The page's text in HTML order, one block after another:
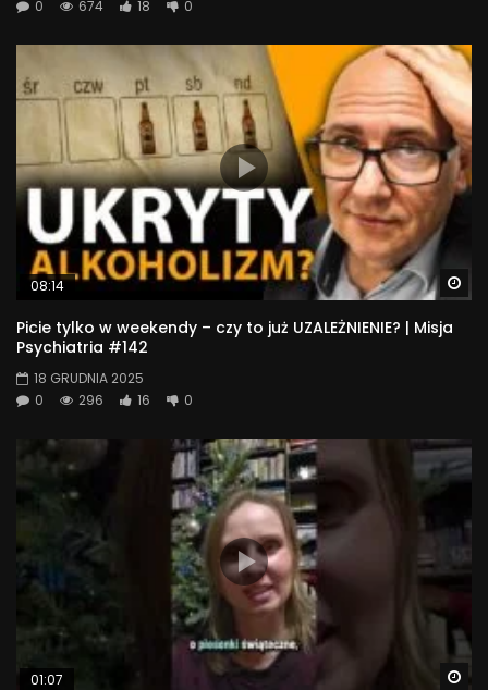
0 674 18 0
08:14
Picie tylko w weekendy – czy to już UZALEŻNIENIE? | Misja
Psychiatria #142
18 GRUDNIA 2025
0
296 16 0
01:07